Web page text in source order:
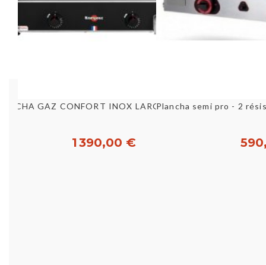
Aperçu rapide PLANCHA GAZ CONFORT INOX LARGEUR - B/P [E25550]
1 390,00 €